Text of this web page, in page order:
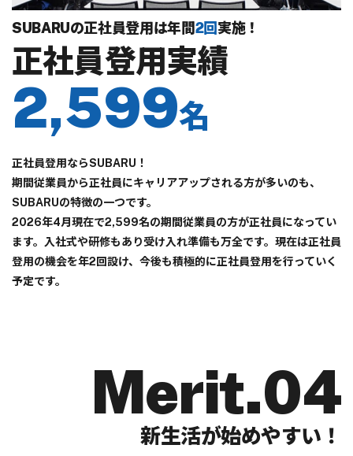
SUBARUの正社員登用は年間2回実施！
正社員登用実績
2,599名
正社員登用ならSUBARU！
期間従業員から正社員にキャリアアップされる方が多いのも、
SUBARUの特徴の一つです。
2026年4月現在で2,599名の期間従業員の方が正社員になってい
ます。入社式や研修もあり受け入れ準備も万全です。現在は正社員
登用の機会を年2回設け、今後も積極的に正社員登用を行っていく
予定です。
Merit.04
新生活が始めやすい！